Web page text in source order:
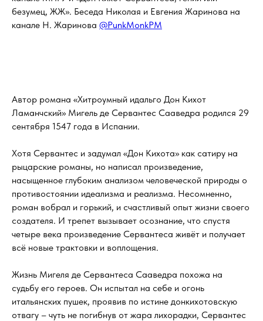
безумец, ЖЖ». Беседа Николая и Евгения Жаринова на
канале Н. Жаринова @PunkMonkPM
Автор романа «Хитроумный идальго Дон Кихот
Ламанчский» Мигель де Сервантес Сааведра родился 29
сентября 1547 года в Испании.
Хотя Сервантес и задумал «Дон Кихота» как сатиру на
рыцарские романы, но написал произведение,
насыщенное глубоким анализом человеческой природы о
противостоянии идеализма и реализма. Несомненно,
роман вобрал и горький, и счастливый опыт жизни своего
создателя. И трепет вызывает осознание, что спустя
четыре века произведение Сервантеса живёт и получает
всё новые трактовки и воплощения.
Жизнь Мигеля де Сервантеса Сааведра похожа на
судьбу его героев. Он испытал на себе и огонь
итальянских пушек, проявив по истине донкихотовскую
отвагу – чуть не погибнув от жара лихорадки, Сервантес